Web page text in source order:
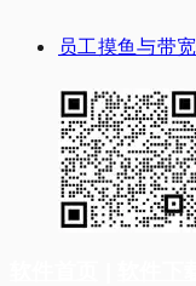
员工摸鱼与带